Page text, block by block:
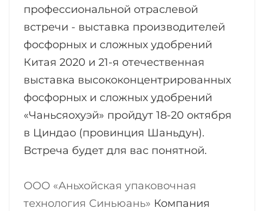
профессиональной отраслевой
встречи - выставка производителей
фосфорных и сложных удобрений
Китая 2020 и 21-я отечественная
выставка высококонцентрированных
фосфорных и сложных удобрений
«Чаньсяохуэй» пройдут 18-20 октября
в Циндао (провинция Шаньдун).
Встреча будет для вас понятной.
ООО «Аньхойская упаковочная
технология Синьюань» Компания